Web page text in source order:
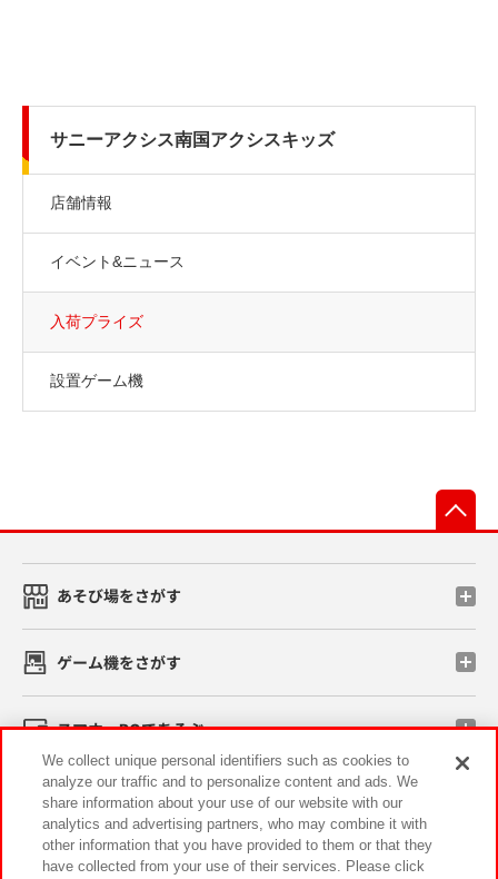
サニーアクシス南国アクシスキッズ
店舗情報
イベント&ニュース
入荷プライズ
設置ゲーム機
あそび場をさがす
ゲーム機をさがす
スマホ・PCであそぶ
イベント・キャンペーン
We collect unique personal identifiers such as cookies to
analyze our traffic and to personalize content and ads. We
share information about your use of our website with our
analytics and advertising partners, who may combine it with
other information that you have provided to them or that they
have collected from your use of their services. Please click